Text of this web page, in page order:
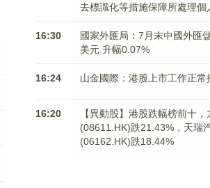
去標識化等措施保障所處理個
16:30
國家外匯局：7月末中國外匯
美元 升幅0.07%
16:24 山金國際：港股上市工作正常
16:20
【異動股】港股跌幅榜前十，
(08611.HK)跌21.43%，天瑞
(06162.HK)跌18.44%